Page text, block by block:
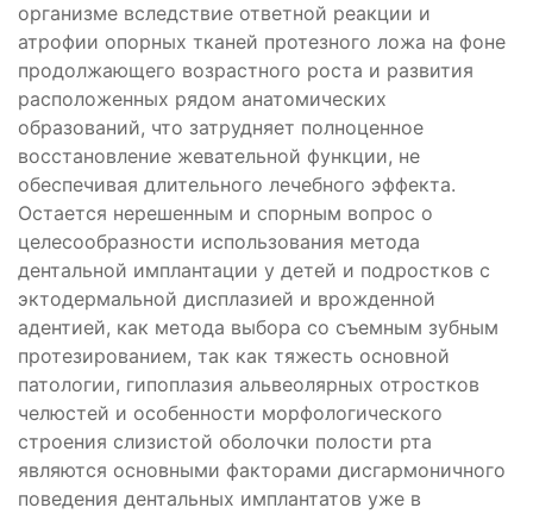
организме вследствие ответной реакции и
атрофии опорных тканей протезного ложа на фоне
продолжающего возрастного роста и развития
расположенных рядом анатомических
образований, что затрудняет полноценное
восстановление жевательной функции, не
обеспечивая длительного лечебного эффекта.
Остается нерешенным и спорным вопрос о
целесообразности использования метода
дентальной имплантации у детей и подростков с
эктодермальной дисплазией и врожденной
адентией, как метода выбора со съемным зубным
протезированием, так как тяжесть основной
патологии, гипоплазия альвеолярных отростков
челюстей и особенности морфологического
строения слизистой оболочки полости рта
являются основными факторами дисгармоничного
поведения дентальных имплантатов уже в